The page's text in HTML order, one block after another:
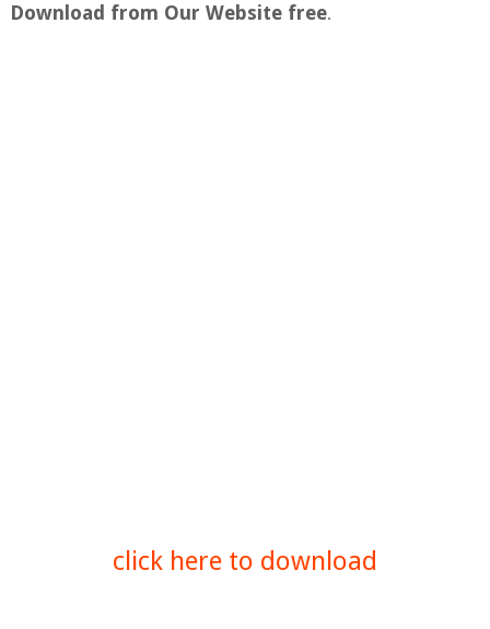
Download from Our Website free.
click here to download